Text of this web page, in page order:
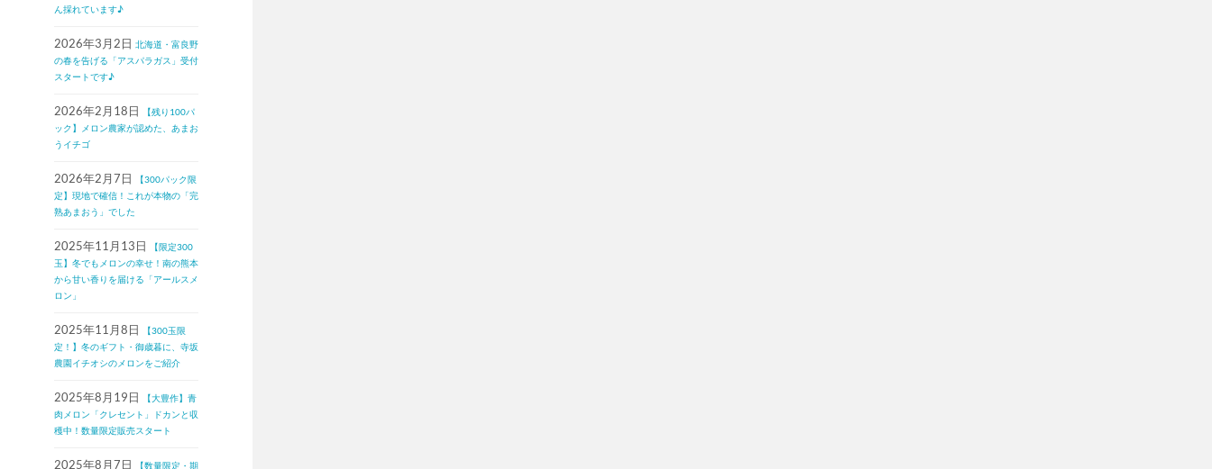
ん採れています♪
2026年3月2日 北海道・富良野
の春を告げる「アスパラガス」受付
スタートです♪
2026年2月18日
【残り100パ
ック】メロン農家が認めた、あまお
うイチゴ
2026年2月7日
【300パック限
定】現地で確信！これが本物の「完
熟あまおう」でした
2025年11月13日
【限定300
玉】冬でもメロンの幸せ！南の熊本
から甘い香りを届ける「アールスメ
ロン」
2025年11月8日
【300玉限
定！】冬のギフト・御歳暮に、寺坂
農園イチオシのメロンをご紹介
2025年8月19日
【大豊作】青
肉メロン「クレセント」ドカンと収
穫中！数量限定販売スタート
2025年8月7日 【数量限定・期